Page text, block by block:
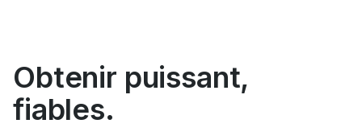
Obtenir puissant,
fiables.